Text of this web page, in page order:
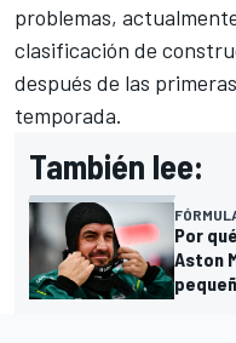
problemas,
clasificación de
después de las
temporada.
También lee:
Por
Aston